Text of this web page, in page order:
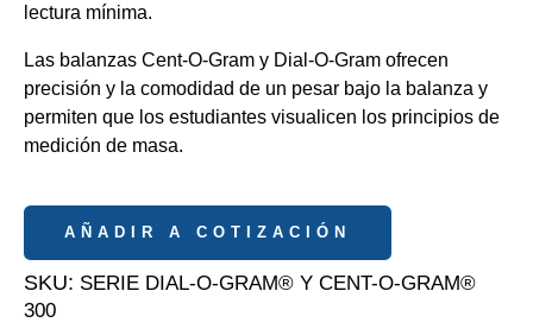
lectura mínima.
Las balanzas Cent-O-Gram y Dial-O-Gram ofrecen
precisión y la comodidad de un pesar bajo la balanza y
permiten que los estudiantes visualicen los principios de
medición de masa.
AÑADIR A COTIZACIÓN
SKU: SERIE DIAL-O-GRAM® Y CENT-O-GRAM®
300